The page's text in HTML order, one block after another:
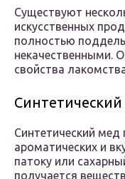
Существуют
искусственных
полностью
некачественными.
свойства
Синтетический
ароматических и
патоку или
получается